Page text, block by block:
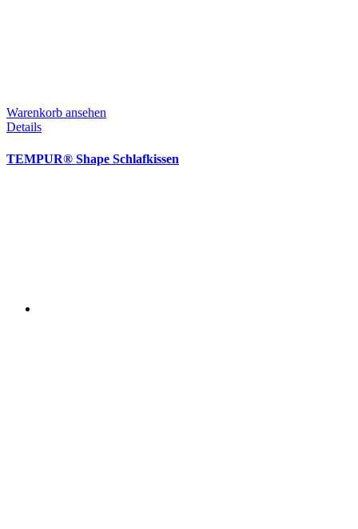
Warenkorb ansehen
Details
TEMPUR® Shape Schlafkissen